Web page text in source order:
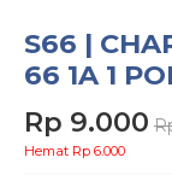
S66 |
66 1A 1
Rp 9.000
Hemat Rp 6.000